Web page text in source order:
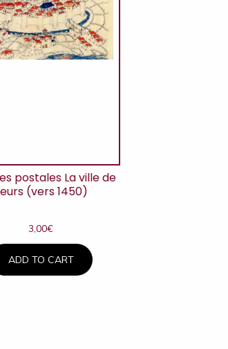
postales La ville de
(vers 1450)
3,00€
ADD TO CART